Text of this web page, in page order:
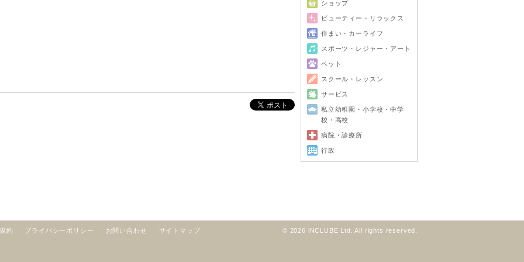
ショップ
ビューティー・リラックス
住まい・カーライフ
スポーツ・レジャー・アート
ペット
スクール・レッスン
サービス
私立幼稚園・小学校・中学
校・高校
病院・診療所
行政
約 プライバシーポリシー お問い合わせ サイトマップ © 2026 iNCLUBE Ltd. All rights reserved.